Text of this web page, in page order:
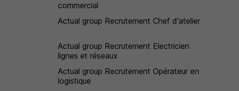
commercial
Actual group Recrutement Chef d'atelier
Actual group Recrutement Electricien
lignes et réseaux
Actual group Recrutement Opérateur en
logistique